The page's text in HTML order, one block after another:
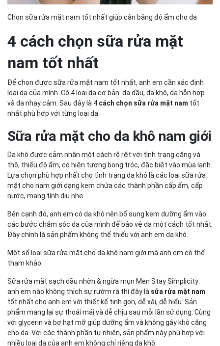
Chọn sữa rửa mặt nam tốt nhất giúp cân bằng độ ẩm cho da
4 cách chọn sữa rửa mặt
nam tốt nhất
Để chọn được sữa rửa mặt nam tốt nhất, anh em cần xác định
loại da của mình. Có 4 loại da cơ bản: da dầu, da khô, da hỗn hợp
và da nhạy cảm. Sau đây là 4 cách chọn sữa rửa mặt nam tốt
nhất phù hợp với từng loại da.
Sữa rửa mặt cho da khô nam giới
Da khô được cảm nhận một cách rõ rệt với tình trạng căng và
thô, thiếu độ ẩm, có hiện tượng bong tróc, đặc biệt vào mùa lạnh.
Lựa chọn phù hợp nhất cho tình trạng da khô là các loại sữa rửa
mặt cho nam giới dạng kem chứa các thành phần cấp ẩm, cấp
nước, mang tính dịu nhẹ.
Bên cạnh đó, anh em có da khô nên bổ sung kem dưỡng ẩm vào
các bước chăm sóc da của mình để bảo vệ da một cách tốt nhất.
Đây chính là sản phẩm không thể thiếu với anh em da khô.
Một số loại sữa rửa mặt cho da khô nam giới mà anh em có thể
tham khảo:
Sữa rửa mặt sạch dầu nhờn & ngừa mụn Men Stay Simplicity:
anh em nào không thích sự rườm rà thì đây là sữa rửa mặt nam
tốt nhất cho anh em với thiết kế tinh gọn, dễ xài, dễ hiểu. Sản
phẩm mang lại sự thoải mái và dễ chịu sau mỗi lần sử dụng. Cùng
với glycerin và bơ hạt mỡ giúp dưỡng ẩm và không gây khô căng
cho da. Với các thành phần tự nhiên, sản phẩm này phù hợp với
nhiều loại da của anh em không chỉ riêng da khô.